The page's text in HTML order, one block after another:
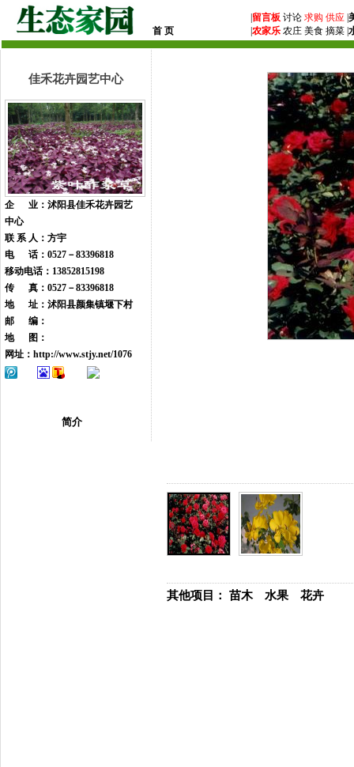
首 页
留言板 讨论 求购 供应
农家乐 农庄 美食 摘菜 |
佳禾花卉园艺中心
企 业：沭阳县佳禾花卉园艺
中心
联 系 人：方宇
电 话：0527－83396818
移动电话：13852815198
传 真：0527－83396818
地 址：沭阳县颜集镇堰下村
邮 编：
地 图：
网址： http://www.stjy.net/1076
简介
其他项目： 苗木 水果 花卉